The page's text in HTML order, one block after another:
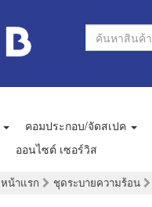
คอมประกอบ/จัดสเปค
ออนไซต์ เซอร์วิส
หน้าแรก ชุดระบายความร้อน